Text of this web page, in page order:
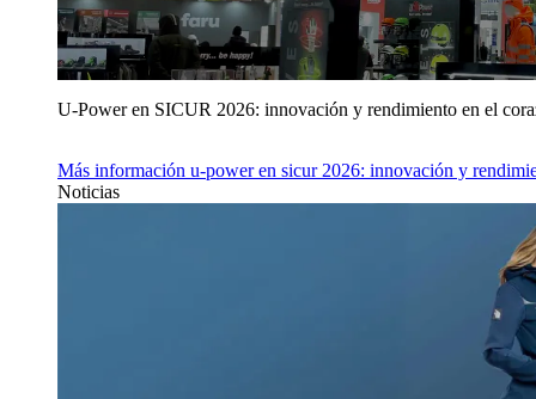
U‑Power en SICUR 2026: innovación y rendimiento en el
Más información u‑power en sicur 2026: innovación y
Noticias